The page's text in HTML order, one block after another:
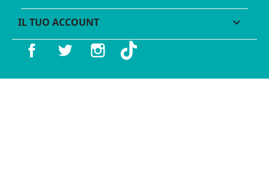
IL TUO ACCOUNT 
Facebook Twitter Instagram